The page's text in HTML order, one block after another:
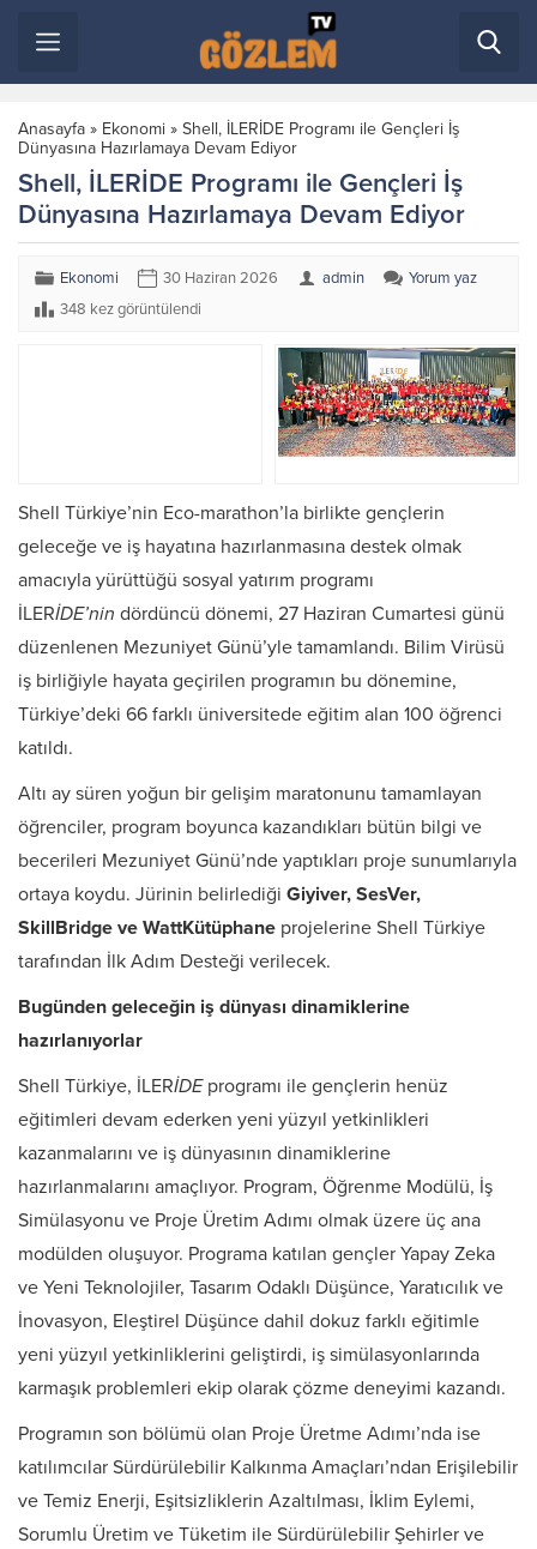
Anasayfa » Ekonomi » Shell, İLERİDE Programı ile Gençleri İş
Dünyasına Hazırlamaya Devam Ediyor
Shell, İLERİDE Programı ile Gençleri İş
Dünyasına Hazırlamaya Devam Ediyor
Ekonomi 30 Haziran 2026 admin
Yorum yaz
348 kez görüntülendi
Shell Türkiye’nin Eco-marathon’la birlikte gençlerin
geleceğe ve iş hayatına hazırlanmasına destek olmak
amacıyla yürüttüğü sosyal yatırım programı
İLERİDE’nin dördüncü dönemi, 27 Haziran Cumartesi günü
düzenlenen Mezuniyet Günü’yle tamamlandı. Bilim Virüsü
iş birliğiyle hayata geçirilen programın bu dönemine,
Türkiye’deki 66 farklı üniversitede eğitim alan 100 öğrenci
katıldı.
Altı ay süren yoğun bir gelişim maratonunu tamamlayan
öğrenciler, program boyunca kazandıkları bütün bilgi ve
becerileri Mezuniyet Günü’nde yaptıkları proje sunumlarıyla
ortaya koydu. Jürinin belirlediği Giyiver, SesVer,
SkillBridge ve WattKütüphane projelerine Shell Türkiye
tarafından İlk Adım Desteği verilecek.
Bugünden geleceğin iş dünyası dinamiklerine
hazırlanıyorlar
Shell Türkiye, İLERİDEprogramı ile gençlerin henüz
eğitimleri devam ederken yeni yüzyıl yetkinlikleri
kazanmalarını ve iş dünyasının dinamiklerine
hazırlanmalarını amaçlıyor. Program, Öğrenme Modülü, İş
Simülasyonu ve Proje Üretim Adımı olmak üzere üç ana
modülden oluşuyor. Programa katılan gençler Yapay Zeka
ve Yeni Teknolojiler, Tasarım Odaklı Düşünce, Yaratıcılık ve
İnovasyon, Eleştirel Düşünce dahil dokuz farklı eğitimle
yeni yüzyıl yetkinliklerini geliştirdi, iş simülasyonlarında
karmaşık problemleri ekip olarak çözme deneyimi kazandı.
Programın son bölümü olan Proje Üretme Adımı’nda ise
katılımcılar Sürdürülebilir Kalkınma Amaçları’ndan Erişilebilir
ve Temiz Enerji, Eşitsizliklerin Azaltılması, İklim Eylemi,
Sorumlu Üretim ve Tüketim ile Sürdürülebilir Şehirler ve